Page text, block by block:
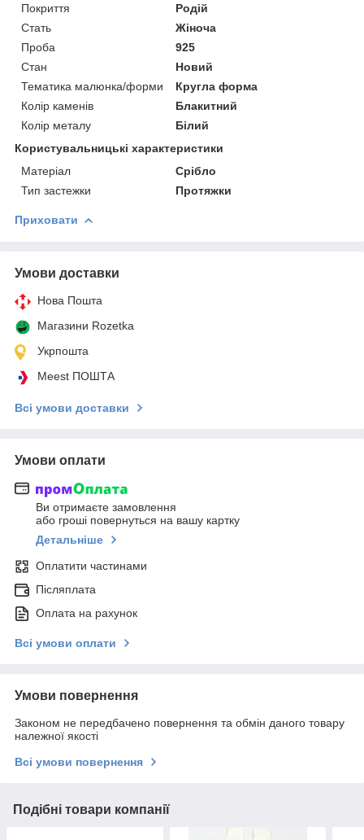
Покриття
Родій
Стать
Жіноча
Проба
925
Стан
Новий
Тематика малюнка/форми
Кругла форма
Колір каменів
Блакитний
Колір металу
Білий
Користувальницькі характеристики
Матеріал
Срібло
Тип застежки
Протяжки
Приховати
Умови доставки
Нова Пошта
Магазини Rozetka
Укрпошта
Meest ПОШТА
Всі умови доставки
Умови оплати
Ви отримаєте замовлення
або гроші повернуться на вашу картку
Детальніше
Оплатити частинами
Післяплата
Оплата на рахунок
Всі умови оплати
Умови повернення
Законом не передбачено повернення та обмін даного товару
належної якості
Всі умови повернення
Подібні товари компанії